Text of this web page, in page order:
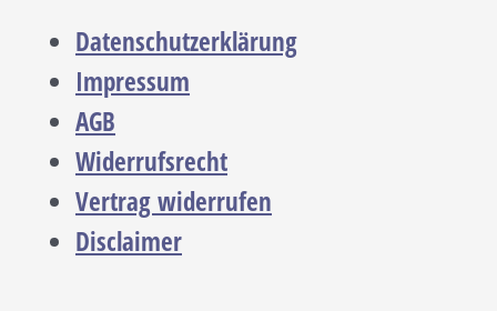
Datenschutzerklärung
Impressum
AGB
Widerrufsrecht
Vertrag widerrufen
Disclaimer